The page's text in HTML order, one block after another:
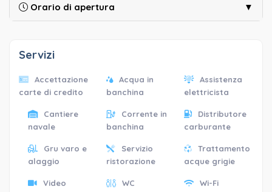
Orario di apertura ▼
Servizi
Accettazione
carte di credito
Acqua in
banchina
Assistenza
elettricista
Cantiere
navale
Corrente in
banchina
Distributore
carburante
Gru varo e
alaggio
Servizio
ristorazione
Trattamento
acque grigie
Video
WC Wi-Fi